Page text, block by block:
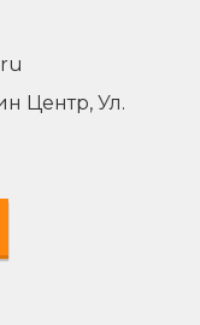
Центр, Ул.